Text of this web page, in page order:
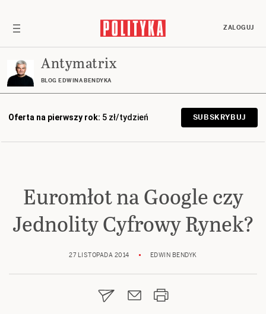
ZALOGUJ
Antymatrix
BLOG EDWINA BENDYKA
Oferta na pierwszy rok: 5 zł/tydzień SUBSKRYBUJ
Euromłot na Google czy
Jednolity Cyfrowy Rynek?
27 LISTOPADA 2014 EDWIN BENDYK